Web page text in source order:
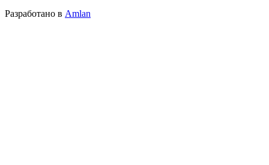
Разработано в Amlan